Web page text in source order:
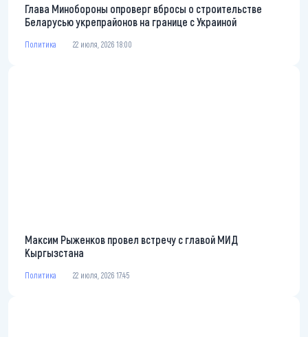
Глава Минобороны опроверг вбросы о строительстве
Беларусью укрепрайонов на границе с Украиной
Политика 22 июля, 2026 18:00
Максим Рыженков провел встречу с главой МИД
Кыргызстана
Политика 22 июля, 2026 17:45